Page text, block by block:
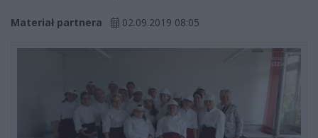
Materiał partnera 02.09.2019 08:05